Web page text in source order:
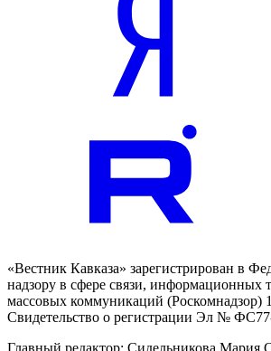
«Вестник Кавказа» зарегистрирован в
надзору в сфере связи, информационных
массовых коммуникаций (Роскомнадзор)
Свидетельство о регистрации Эл №